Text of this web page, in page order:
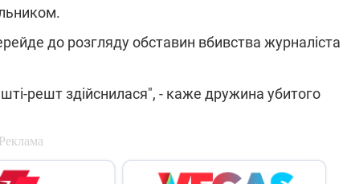
до розгляду обставин вбивства журналіста
решт здійснилася", - каже дружина убитого
та
передовій:
найгарячіших
напрямках фронту
04.12.2025 12:37